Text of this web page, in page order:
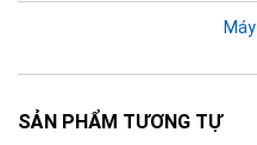
SẢN PHẨM TƯƠNG TỰ